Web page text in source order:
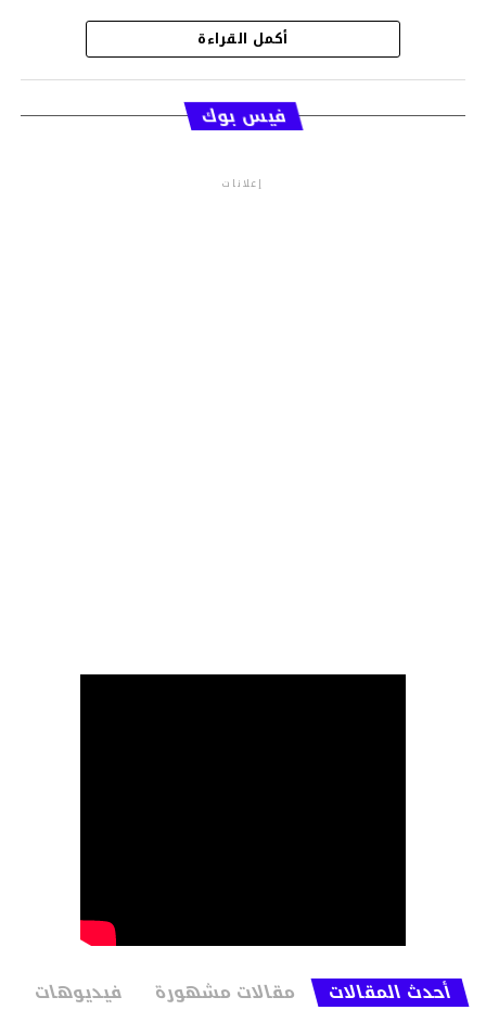
قسم الاخبار
أكمل القراءة
فيس بوك
إعلانات
أحدث المقالات مقالات مشهورة فيديوهات